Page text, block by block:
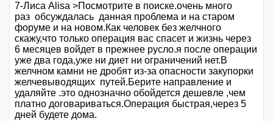
7-Лиса Alisa >Посмотрите в поиске.очень много
раз обсуждалась данная проблема и на старом
форуме и на новом.Как человек без желчного
скажу,что только операция вас спасет и жизнь через
6 месяцев войдет в прежнее русло.я после операции
уже два года,уже ни диет ни ограничений нет.В
желчном камни не дробят из-за опасности закупорки
желчевыводящих путей.Берите направление и
удаляйте .это однозначно обойдется дешевле ,чем
платно договариваться.Операция быстрая,через 5
дней будете дома.